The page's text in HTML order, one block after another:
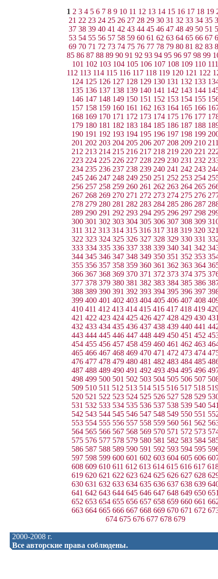
1 2 3 4 5 6 7 8 9 10 11 12 13 14 15 16 17 18 19
21 22 23 24 25 26 27 28 29 30 31 32 33 34 35
37 38 39 40 41 42 43 44 45 46 47 48 49 50 51
53 54 55 56 57 58 59 60 61 62 63 64 65 66 67
69 70 71 72 73 74 75 76 77 78 79 80 81 82 83
85 86 87 88 89 90 91 92 93 94 95 96 97 98 99
101 102 103 104 105 106 107 108 109 110 111
112 113 114 115 116 117 118 119 120 121 122
124 125 126 127 128 129 130 131 132 133
135 136 137 138 139 140 141 142 143 144
146 147 148 149 150 151 152 153 154 155
157 158 159 160 161 162 163 164 165 166
168 169 170 171 172 173 174 175 176 177
179 180 181 182 183 184 185 186 187 188
190 191 192 193 194 195 196 197 198 199
201 202 203 204 205 206 207 208 209 210
212 213 214 215 216 217 218 219 220 221
223 224 225 226 227 228 229 230 231 232
234 235 236 237 238 239 240 241 242 243
245 246 247 248 249 250 251 252 253 254
256 257 258 259 260 261 262 263 264 265
267 268 269 270 271 272 273 274 275 276
278 279 280 281 282 283 284 285 286 287
289 290 291 292 293 294 295 296 297 298
300 301 302 303 304 305 306 307 308 309
311 312 313 314 315 316 317 318 319 320
322 323 324 325 326 327 328 329 330 331
333 334 335 336 337 338 339 340 341 342
344 345 346 347 348 349 350 351 352 353
355 356 357 358 359 360 361 362 363 364
366 367 368 369 370 371 372 373 374 375
377 378 379 380 381 382 383 384 385 386
388 389 390 391 392 393 394 395 396 397
399 400 401 402 403 404 405 406 407 408
410 411 412 413 414 415 416 417 418 419
421 422 423 424 425 426 427 428 429 430
432 433 434 435 436 437 438 439 440 441
443 444 445 446 447 448 449 450 451 452
454 455 456 457 458 459 460 461 462 463
465 466 467 468 469 470 471 472 473 474
476 477 478 479 480 481 482 483 484 485
487 488 489 490 491 492 493 494 495 496
498 499 500 501 502 503 504 505 506 507
509 510 511 512 513 514 515 516 517 518
520 521 522 523 524 525 526 527 528 529
531 532 533 534 535 536 537 538 539 540
542 543 544 545 546 547 548 549 550 551
553 554 555 556 557 558 559 560 561 562
564 565 566 567 568 569 570 571 572 573
575 576 577 578 579 580 581 582 583 584
586 587 588 589 590 591 592 593 594 595
597 598 599 600 601 602 603 604 605 606
608 609 610 611 612 613 614 615 616 617
619 620 621 622 623 624 625 626 627 628
630 631 632 633 634 635 636 637 638 639
641 642 643 644 645 646 647 648 649 650
652 653 654 655 656 657 658 659 660 661
663 664 665 666 667 668 669 670 671 672
674 675 676 677 678 679
2000-2008 г.
Все авторские права соблюдены.